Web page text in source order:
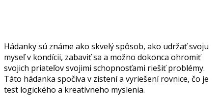
Hádanky sú známe ako skvelý spôsob, ako udržať svoju
myseľ v kondícii, zabaviť sa a možno dokonca ohromiť
svojich priateľov svojimi schopnosťami riešiť problémy.
Táto hádanka spočíva v zistení a vyriešení rovnice, čo je
test logického a kreatívneho myslenia.